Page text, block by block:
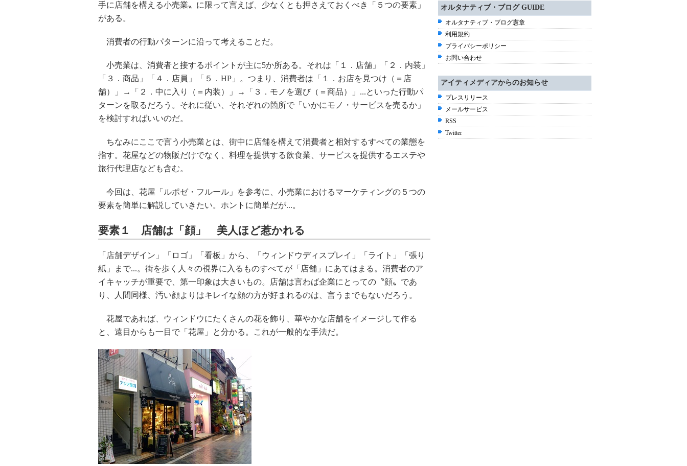
手に店舗を構える小売業〟に限って言えば、少なくとも押さえておくべき「５つの要素」
がある。
消費者の行動パターンに沿って考えることだ。
小売業は、消費者と接するポイントが主に5か所ある。それは「１．店舗」「２．内装」
「３．商品」「４．店員」「５．HP」。つまり、消費者は「１．お店を見つけ（＝店
舗）」→「２．中に入り（＝内装）」→「３．モノを選び（＝商品）」...といった行動パ
ターンを取るだろう。それに従い、それぞれの箇所で「いかにモノ・サービスを売るか」
を検討すればいいのだ。
ちなみにここで言う小売業とは、街中に店舗を構えて消費者と相対するすべての業態を
指す。花屋などの物販だけでなく、料理を提供する飲食業、サービスを提供するエステや
旅行代理店なども含む。
今回は、花屋「ルポゼ・フルール」を参考に、小売業におけるマーケティングの５つの
要素を簡単に解説していきたい。ホントに簡単だが...。
要素１ 店舗は「顔」 美人ほど惹かれる
「店舗デザイン」「ロゴ」「看板」から、「ウィンドウディスプレイ」「ライト」「張り
紙」まで...。街を歩く人々の視界に入るものすべてが「店舗」にあてはまる。消費者のア
イキャッチが重要で、第一印象は大きいもの。店舗は言わば企業にとっての〝顔〟であ
り、人間同様、汚い顔よりはキレイな顔の方が好まれるのは、言うまでもないだろう。
花屋であれば、ウィンドウにたくさんの花を飾り、華やかな店舗をイメージして作る
と、遠目からも一目で「花屋」と分かる。これが一般的な手法だ。
オルタナティブ・ブログ GUIDE
オルタナティブ・ブログ憲章
利用規約
プライバシーポリシー
お問い合わせ
アイティメディアからのお知らせ
プレスリリース
メールサービス
RSS
Twitter